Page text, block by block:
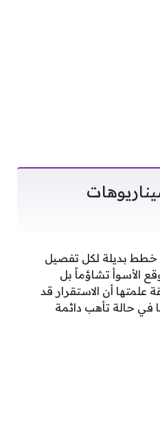
بديلة لكل تفصيل
الأسوأ تشاؤماً بل
علمتها أن الاستقرار قد
في حالة تأهب دائمة